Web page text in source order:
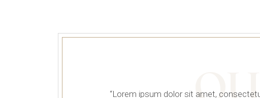
“Lorem ipsum dolor sit amet,